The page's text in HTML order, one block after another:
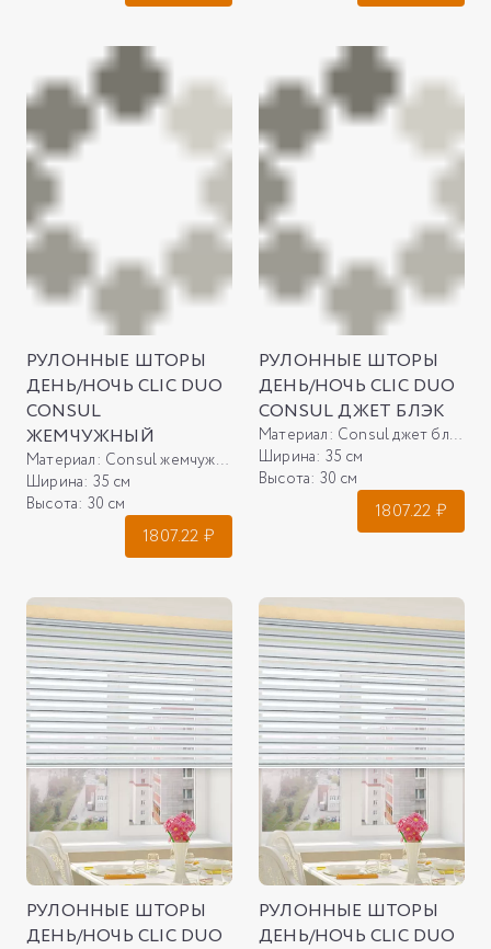
РУЛОННЫЕ ШТОРЫ
ДЕНЬ/НОЧЬ CLIC DUO
CONSUL
ЖЕМЧУЖНЫЙ
Материал: Consul жемчужный
Ширина: 35 см
Высота: 30 см
1807.22 ₽
РУЛОННЫЕ ШТОРЫ
ДЕНЬ/НОЧЬ CLIC DUO
CONSUL ДЖЕТ БЛЭК
Материал: Consul джет блэк
Ширина: 35 см
Высота: 30 см
1807.22 ₽
РУЛОННЫЕ ШТОРЫ
ДЕНЬ/НОЧЬ CLIC DUO
РУЛОННЫЕ ШТОРЫ
ДЕНЬ/НОЧЬ CLIC DUO